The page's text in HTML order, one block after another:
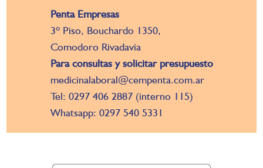
Penta Empresas
3º Piso, Bouchardo 1350,
Comodoro Rivadavia
Para consultas y solicitar presupuesto
medicinalaboral@cempenta.com.ar
Tel: 0297 406 2887 (interno 115)
Whatsapp: 0297 540 5331